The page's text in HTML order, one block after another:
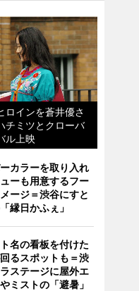
ロインを蒼井優さ
チミツとクローバ
ル上映
カラーを取り入れ
ーも用意するフー
ージ＝渋谷にすと
縁日かふぇ」
名の看板を付けた
るスポットも＝渋
ステージに屋外エ
ミストの「避暑」